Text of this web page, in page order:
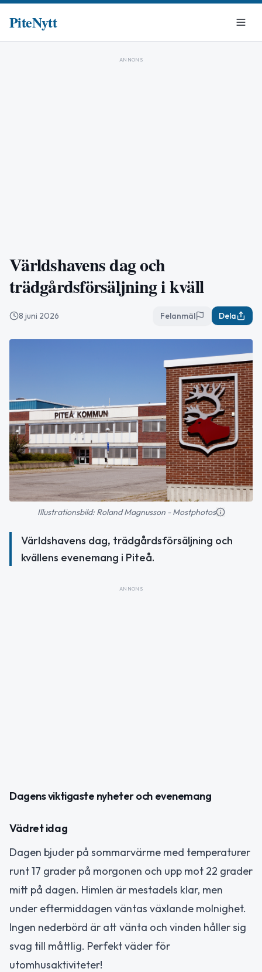
PiteNytt
ANNONS
Världshavens dag och
trädgårdsförsäljning i kväll
8 juni 2026 Felanmäl Dela
Illustrationsbild: Roland Magnusson - Mostphotos
Världshavens dag, trädgårdsförsäljning och
kvällens evenemang i Piteå.
ANNONS
Dagens viktigaste nyheter och evenemang
Vädret idag
Dagen bjuder på sommarvärme med temperaturer
runt 17 grader på morgonen och upp mot 22 grader
mitt på dagen. Himlen är mestadels klar, men
under eftermiddagen väntas växlande molnighet.
Ingen nederbörd är att vänta och vinden håller sig
svag till måttlig. Perfekt väder för
utomhusaktiviteter!